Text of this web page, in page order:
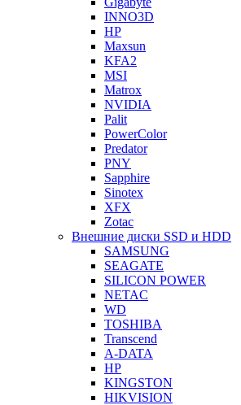
INNO3D
HP
Maxsun
KFA2
MSI
Matrox
NVIDIA
Palit
PowerColor
Predator
PNY
Sapphire
Sinotex
XFX
Zotac
Внешние диски SSD и HDD
SAMSUNG
SEAGATE
SILICON POWER
NETAC
WD
TOSHIBA
Transcend
A-DATA
HP
KINGSTON
HIKVISION